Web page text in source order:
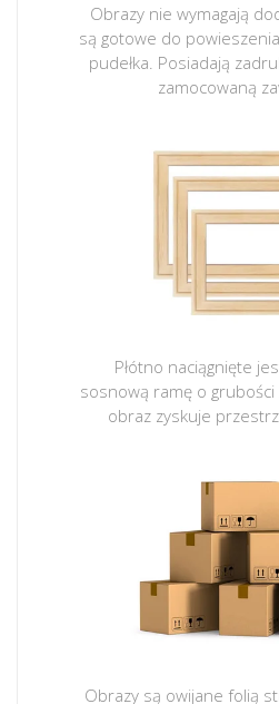
Obrazy nie wymagają
są gotowe do
pudełka. Posiadają
zamocowaną
Płótno naciągnięte
sosnową ramę o grubości
obraz zyskuje
Obrazy są owijane folią